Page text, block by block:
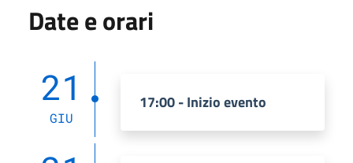
Date e orari
21
GIU
17:00 - Inizio evento